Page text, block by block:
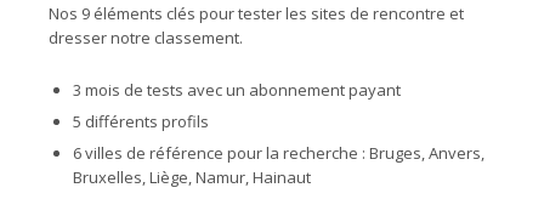
Nos 9 éléments clés pour tester les sites de rencontre et
dresser notre classement.
3 mois de tests avec un abonnement payant
5 différents profils
6 villes de référence pour la recherche : Bruges, Anvers,
Bruxelles, Liège, Namur, Hainaut